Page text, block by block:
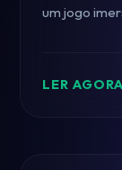
um jogo
LER AGORA